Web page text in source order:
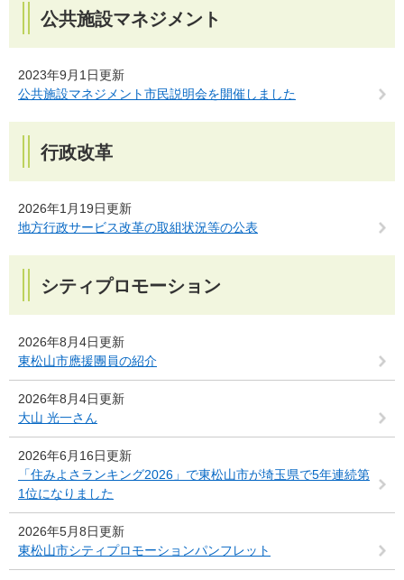
公共施設マネジメント
2023年9月1日更新
公共施設マネジメント市民説明会を開催しました
行政改革
2026年1月19日更新
地方行政サービス改革の取組状況等の公表
シティプロモーション
2026年8月4日更新
東松山市應援團員の紹介
2026年8月4日更新
大山 光一さん
2026年6月16日更新
「住みよさランキング2026」で東松山市が埼玉県で5年連続第
1位になりました
2026年5月8日更新
東松山市シティプロモーションパンフレット